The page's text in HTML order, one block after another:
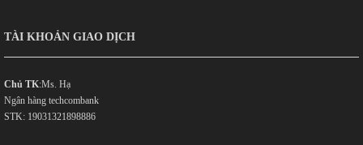
TÀI KHOẢN GIAO DỊCH
Chủ TK:Ms. Hạ
Ngân hàng techcombank
STK: 19031321898886